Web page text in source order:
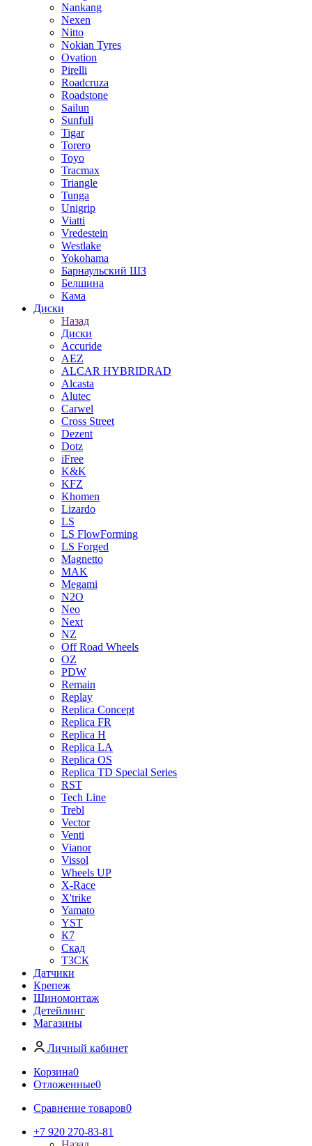
Nankang
Nexen
Nitto
Nokian Tyres
Ovation
Pirelli
Roadcruza
Roadstone
Sailun
Sunfull
Tigar
Torero
Toyo
Tracmax
Triangle
Tunga
Unigrip
Viatti
Vredestein
Westlake
Yokohama
Барнаульский ШЗ
Белшина
Кама
Диски
Назад
Диски
Accuride
AEZ
ALCAR HYBRIDRAD
Alcasta
Alutec
Carwel
Cross Street
Dezent
Dotz
iFree
K&K
KFZ
Khomen
Lizardo
LS
LS FlowForming
LS Forged
Magnetto
MAK
Megami
N2O
Neo
Next
NZ
Off Road Wheels
OZ
PDW
Remain
Replay
Replica Concept
Replica FR
Replica H
Replica LA
Replica OS
Replica TD Special Series
RST
Tech Line
Trebl
Vector
Venti
Vianor
Vissol
Wheels UP
X-Race
X'trike
Yamato
YST
К7
Скад
ТЗСК
Датчики
Крепеж
Шиномонтаж
Детейлинг
Магазины
Личный кабинет
Корзина0
Отложенные0
Сравнение товаров0
+7 920 270-83-81